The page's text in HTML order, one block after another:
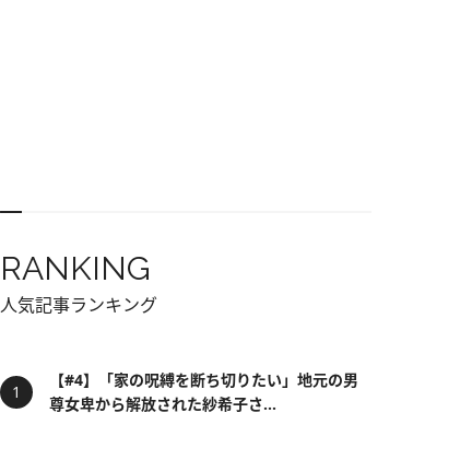
RANKING
人気記事ランキング
【#4】「家の呪縛を断ち切りたい」地元の男
尊女卑から解放された紗希子さ...